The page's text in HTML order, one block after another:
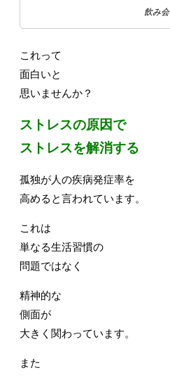
飲み会
これって
面白いと
思いませんか？
ストレスの原因で
ストレスを解消する
孤独が人の疾病発症率を
高めると言われています。
これは
単なる生活習慣の
問題ではなく
精神的な
側面が
大きく関わっています。
また